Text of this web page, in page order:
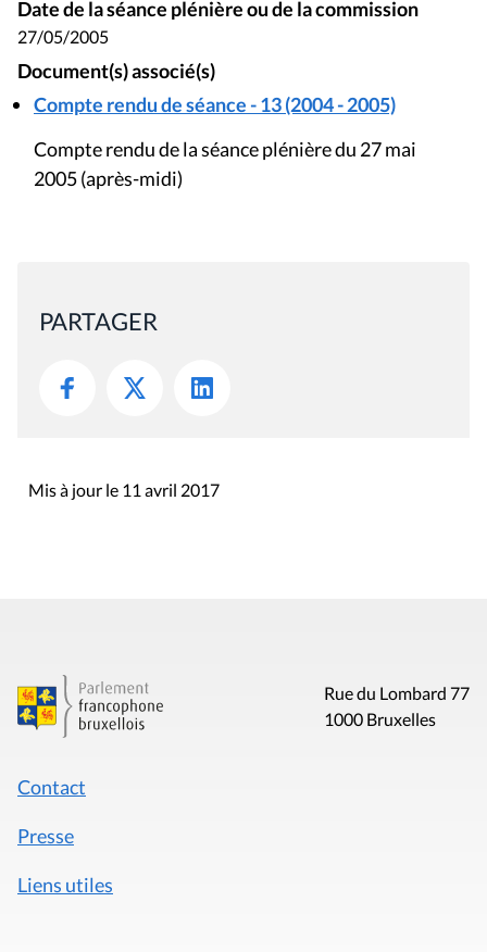
Date de la séance plénière ou de la commission
27/05/2005
Document(s) associé(s)
Compte rendu de séance - 13 (2004 - 2005)
Compte rendu de la séance plénière du 27 mai
2005 (après-midi)
PARTAGER
Mis à jour le 11 avril 2017
Rue du Lombard 77
1000 Bruxelles
Contact
Presse
Liens utiles